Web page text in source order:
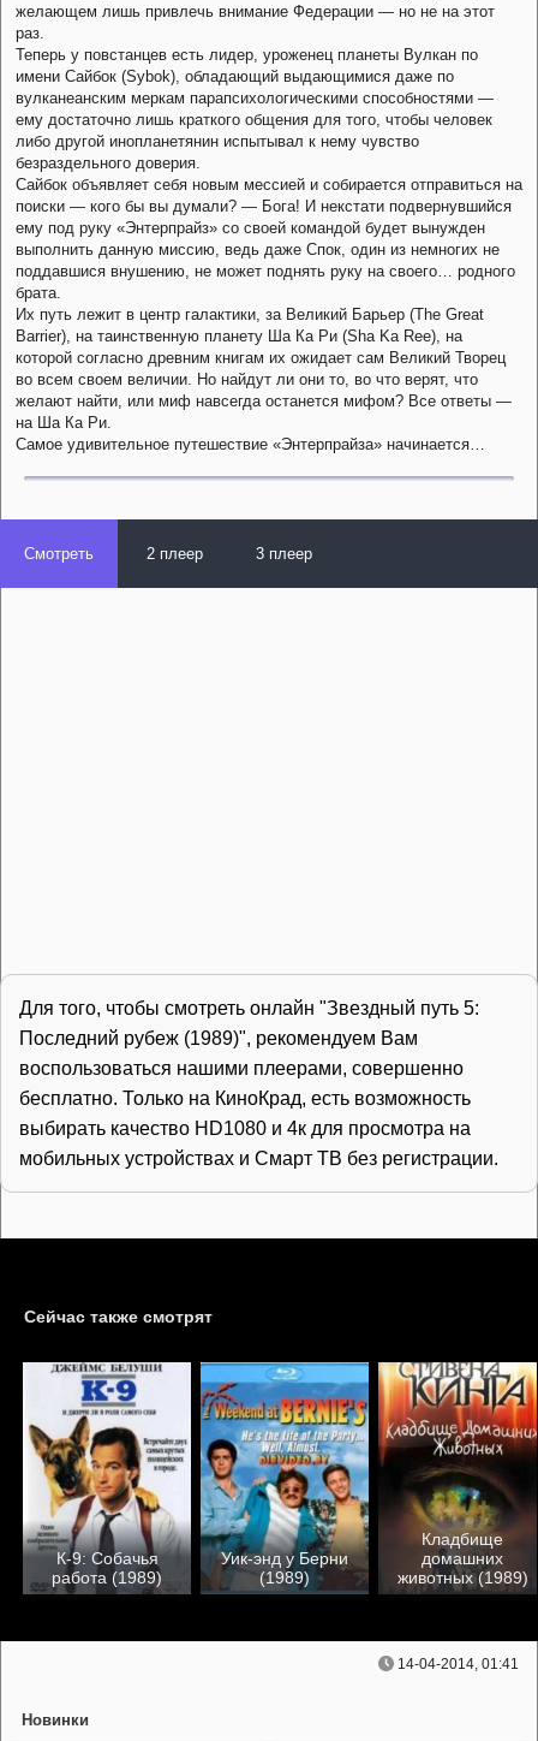
желающем лишь привлечь внимание Федерации — но не на этот
раз.
Теперь у повстанцев есть лидер, уроженец планеты Вулкан по
имени Сайбок (Sybok), обладающий выдающимися даже по
вулканеанским меркам парапсихологическими способностями —
ему достаточно лишь краткого общения для того, чтобы человек
либо другой инопланетянин испытывал к нему чувство
безраздельного доверия.
Сайбок объявляет себя новым мессией и собирается отправиться на
поиски — кого бы вы думали? — Бога! И некстати подвернувшийся
ему под руку «Энтерпрайз» со своей командой будет вынужден
выполнить данную миссию, ведь даже Спок, один из немногих не
поддавшися внушению, не может поднять руку на своего… родного
брата.
Их путь лежит в центр галактики, за Великий Барьер (The Great
Barrier), на таинственную планету Ша Ка Ри (Sha Ka Ree), на
которой согласно древним книгам их ожидает сам Великий Творец
во всем своем величии. Но найдут ли они то, во что верят, что
желают найти, или миф навсегда останется мифом? Все ответы —
на Ша Ка Ри.
Самое удивительное путешествие «Энтерпрайза» начинается…
Смотреть 2 плеер 3 плеер
Для того, чтобы смотреть онлайн "Звездный путь 5:
Последний рубеж (1989)", рекомендуем Вам
воспользоваться нашими плеерами, совершенно
бесплатно. Только на КиноКрад, есть возможность
выбирать качество HD1080 и 4к для просмотра на
мобильных устройствах и Смарт ТВ без регистрации.
Сейчас также смотрят
К-9: Собачья
работа (1989)
Уик-энд у Берни
(1989)
Кладбище
домашних
животных (1989)
14-04-2014, 01:41
Новинки